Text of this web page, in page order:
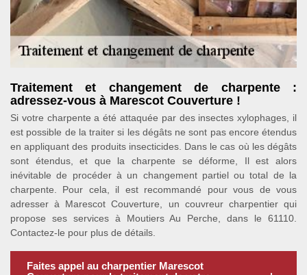
Traitement et changement de charpente :
adressez-vous à Marescot Couverture !
Si votre charpente a été attaquée par des insectes xylophages, il
est possible de la traiter si les dégâts ne sont pas encore étendus
en appliquant des produits insecticides. Dans le cas où les dégâts
sont étendus, et que la charpente se déforme, Il est alors
inévitable de procéder à un changement partiel ou total de la
charpente. Pour cela, il est recommandé pour vous de vous
adresser à Marescot Couverture, un couvreur charpentier qui
propose ses services à Moutiers Au Perche, dans le 61110.
Contactez-le pour plus de détails.
Faites appel au charpentier Marescot